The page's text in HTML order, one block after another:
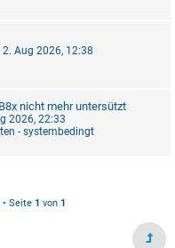
2. Aug 2026, 12:38
nicht mehr untersützt
2026, 22:33
- systembedingt
Seite 1 von 1